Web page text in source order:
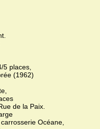
5 places,
(1962)
de la Paix.
Océane,